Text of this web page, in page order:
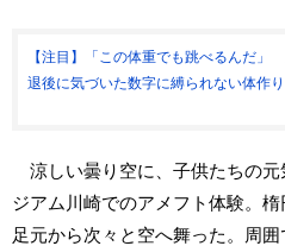
【注目】「この体重でも跳べるんだ
退後に気づいた数字に縛られない体作
涼しい曇り空に、子供たちの元
ジアム川崎でのアメフト体験。
足元から次々と空へ舞った。周